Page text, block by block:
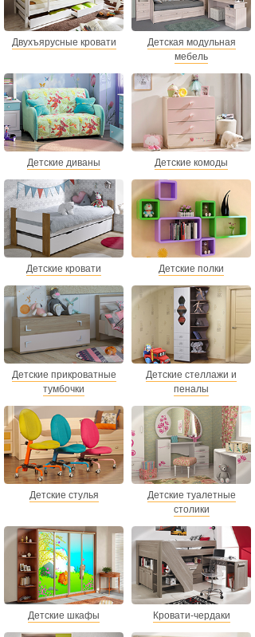
Двухъярусные кровати
Детская модульная
мебель
Детские диваны Детские комоды
Детские кровати Детские полки
Детские прикроватные
тумбочки
Детские стеллажи и
пеналы
Детские стулья
Детские туалетные
столики
Детские шкафы Кровати-чердаки